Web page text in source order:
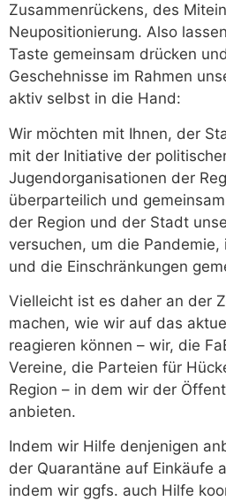
Zusammenrückens, des
Neupositionierung. Also
Taste gemeinsam drücken
Geschehnisse im Rahmen
aktiv selbst in die Hand:
Wir möchten mit Ihnen, der
mit der Initiative der
Jugendorganisationen der
überparteilich und
der Region und der Stadt
versuchen, um die Pandemie,
und die Einschränkungen
Vielleicht ist es daher an der
machen, wie wir auf das
reagieren können – wir, die
Vereine, die Parteien für
Region – in dem wir der
anbieten.
Indem wir Hilfe denjenigen
der Quarantäne auf Einkäufe
indem wir ggfs. auch Hilfe